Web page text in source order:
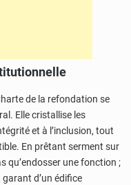
de la refondation se
Elle cristallise les
et à l’inclusion, tout
En prêtant serment sur
qu’endosser une fonction ;
garant d’un édifice